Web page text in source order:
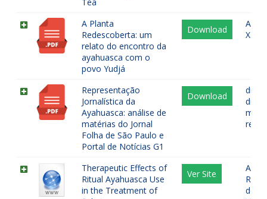
Tea
A Planta
Redescoberta: um
relato do encontro da
ayahuasca com o
povo Yudjá
Download
Representação
Jornalística da
Ayahuasca: análise de
matérias do Jornal
Folha de São Paulo e
Portal de Notícias G1
Download
Therapeutic Effects of
Ritual Ayahuasca Use
in the Treatment of
Ver Site
de